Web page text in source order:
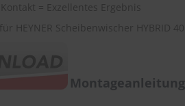
= Exzellentes Ergebnis
HEYNER Scheibenwischer HYBRID
Montageanleitung